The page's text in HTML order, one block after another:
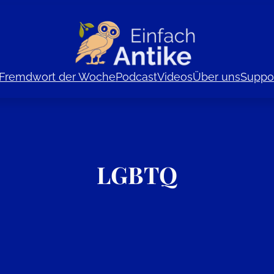
Fremdwort der WochePodcastVideosÜber uns
LGBTQ